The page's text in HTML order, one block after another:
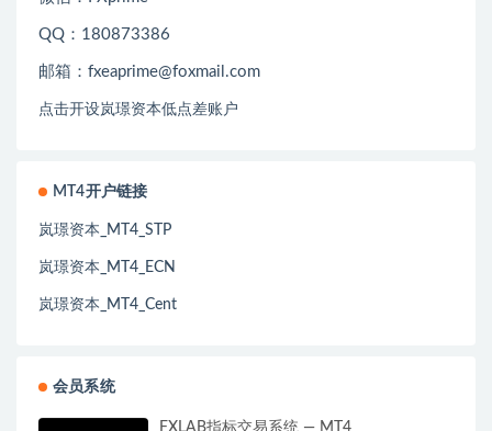
QQ：180873386
邮箱：fxeaprime@foxmail.com
点击开设岚璟资本低点差账户
MT4开户链接
岚璟资本_MT4_STP
岚璟资本_MT4_ECN
岚璟资本_MT4_Cent
会员系统
FXLAB指标交易系统 — MT4